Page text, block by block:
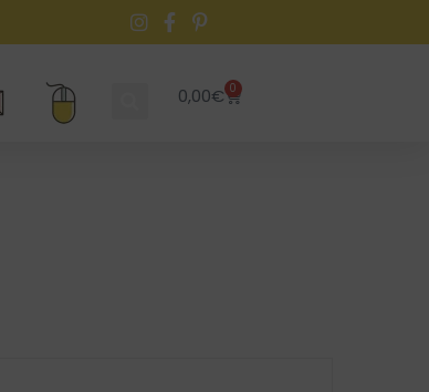
0,00€ 0